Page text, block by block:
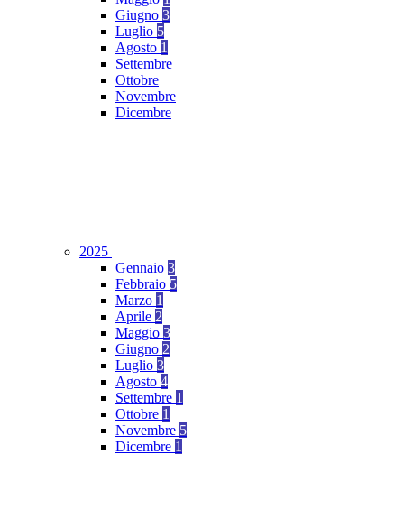
Giugno 3
Luglio 5
Agosto 1
Settembre
Ottobre
Novembre
Dicembre
2025
Gennaio 3
Febbraio 5
Marzo 1
Aprile 2
Maggio 3
Giugno 2
Luglio 3
Agosto 4
Settembre 1
Ottobre 1
Novembre 5
Dicembre 1